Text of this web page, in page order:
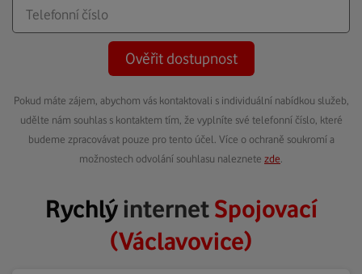
Ověřit dostupnost
Pokud máte zájem, abychom vás kontaktovali s individuální nabídkou služeb,
udělte nám souhlas s kontaktem tím, že vyplníte své telefonní číslo, které
budeme zpracovávat pouze pro tento účel. Více o ochraně soukromí a
možnostech odvolání souhlasu naleznete zde
RychlýinternetSpojovací
(Václavovice)